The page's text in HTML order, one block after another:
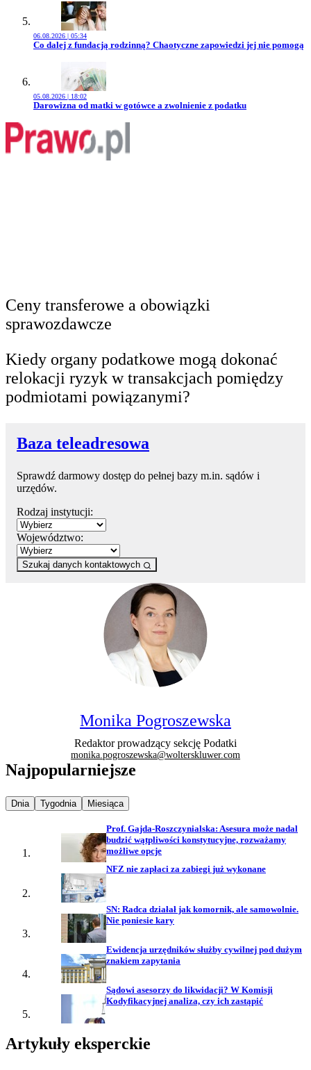
06.08.2026 | 05:34
Przejdź do artykułu:
Co dalej z fundacją rodzinną? Chaotyczne zapowiedzi jej nie pomogą
05.08.2026 | 18:02
Przejdź do artykułu:
Darowizna od matki w gotówce a zwolnienie z podatku
Ceny transferowe a obowiązki
sprawozdawcze
Kiedy organy podatkowe mogą dokonać
relokacji ryzyk w transakcjach pomiędzy
podmiotami powiązanymi?
Baza teleadresowa
Sprawdź darmowy dostęp do pełnej bazy m.in. sądów i
urzędów.
Rodzaj instytucji:
Województwo:
Szukaj danych kontaktowych
Monika Pogroszewska
Redaktor prowadzący sekcję Podatki
monika.pogroszewska@wolterskluwer.com
Najpopularniejsze
Najpopularniejsze wiadomości z
Dnia Najpopularniejsze wiadomości z
Tygodnia Najpopularniejsze wiadomości z
Miesiąca
Prof. Gajda-Roszczynialska: Asesura może nadal
budzić wątpliwości konstytucyjne, rozważamy
możliwe opcje
NFZ nie zapłaci za zabiegi już wykonane
SN: Radca działał jak komornik, ale samowolnie.
Nie poniesie kary
Ewidencja urzędników służby cywilnej pod dużym
znakiem zapytania
Sądowi asesorzy do likwidacji? W Komisji
Kodyfikacyjnej analiza, czy ich zastąpić
Artykuły eksperckie